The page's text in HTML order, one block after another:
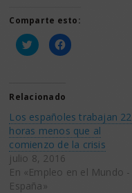
Comparte esto:
Haz
clic
(Se
abre
una
ventana
nueva)
Haz
clic
una
ventana
nueva)
Relacionado
Los españoles trabajan 22
horas menos que al
comienzo de la crisis
julio 8, 2016
En «Empleo en el Mundo -
España»